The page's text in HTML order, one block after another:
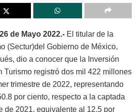
de Mayo 2022.- El titular de la
(Sectur)del Gobierno de México,
dio a conocer que la Inversión
Turismo registró dos mil 422 millones
trimestre de 2022, representando
por ciento, respecto a la captada
de 2021, equivalente al 12.5 por